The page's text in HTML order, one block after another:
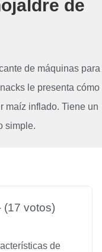
de
de máquinas para
le presenta cómo
maíz inflado. Tiene un
simple.
(17 votos)
de